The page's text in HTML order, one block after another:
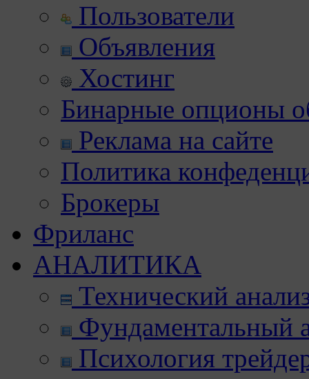
Пользователи
Объявления
Хостинг
Бинарные опционы
Реклама на сайте
Политика
Брокеры
Фриланс
АНАЛИТИКА
Технический
Фундаментальный
Психология